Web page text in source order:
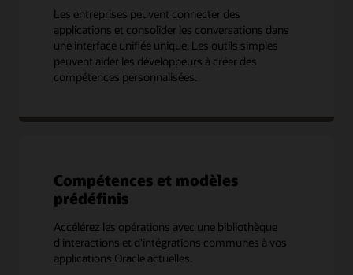
Les entreprises peuvent connecter des
applications et consolider les conversations dans
une interface unifiée unique. Les outils simples
peuvent aider les développeurs à créer des
compétences personnalisées.
Compétences et modèles
prédéfinis
Accélérez les opérations avec une bibliothèque
d'interactions et d'intégrations communes à vos
applications Oracle actuelles.